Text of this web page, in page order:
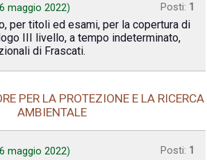
maggio 2022) Posti: 1
per titoli ed esami, per la copertura di
III livello, a tempo indeterminato,
di Frascati.
PER LA PROTEZIONE E LA RICERCA
AMBIENTALE
maggio 2022) Posti: 1